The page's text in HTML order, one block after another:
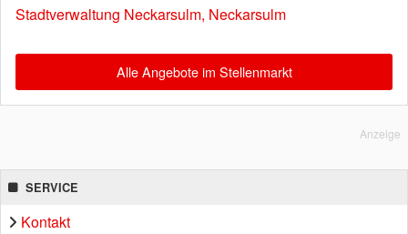
Stadtverwaltung Neckarsulm, Neckarsulm
Alle Angebote im Stellenmarkt
Anzeige
SERVICE
Kontakt